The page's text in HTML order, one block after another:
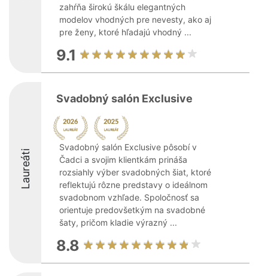
zahŕňa širokú škálu elegantných
modelov vhodných pre nevesty, ako aj
pre ženy, ktoré hľadajú vhodný ...
9.1
Laureáti
Svadobný salón Exclusive
Svadobný salón Exclusive pôsobí v
Čadci a svojim klientkám prináša
rozsiahly výber svadobných šiat, ktoré
reflektujú rôzne predstavy o ideálnom
svadobnom vzhľade. Spoločnosť sa
orientuje predovšetkým na svadobné
šaty, pričom kladie výrazný ...
8.8